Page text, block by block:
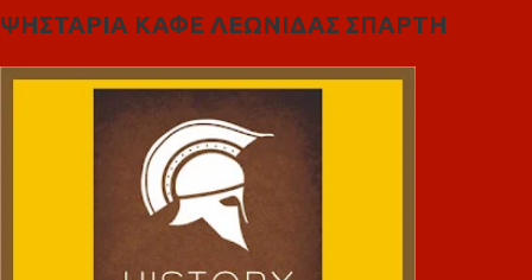
ΨΗΣΤΑΡΙΑ ΚΑΦΕ ΛΕΩΝΙΔΑΣ ΣΠΑΡΤΗ